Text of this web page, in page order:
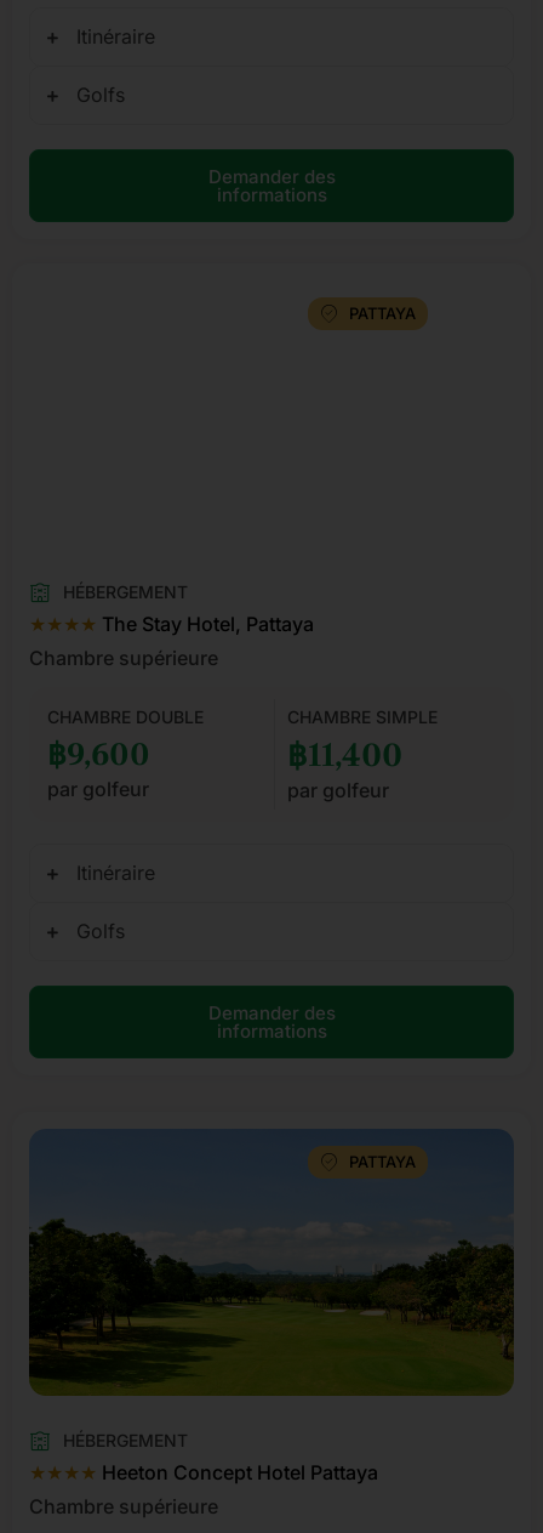
Itinéraire
Golfs
Demander des
informations
PATTAYA
HÉBERGEMENT
★★★★ The Stay Hotel, Pattaya
Chambre supérieure
CHAMBRE DOUBLE
฿9,600
par golfeur
CHAMBRE SIMPLE
฿11,400
par golfeur
Itinéraire
Golfs
Demander des
informations
PATTAYA
HÉBERGEMENT
★★★★ Heeton Concept Hotel Pattaya
Chambre supérieure